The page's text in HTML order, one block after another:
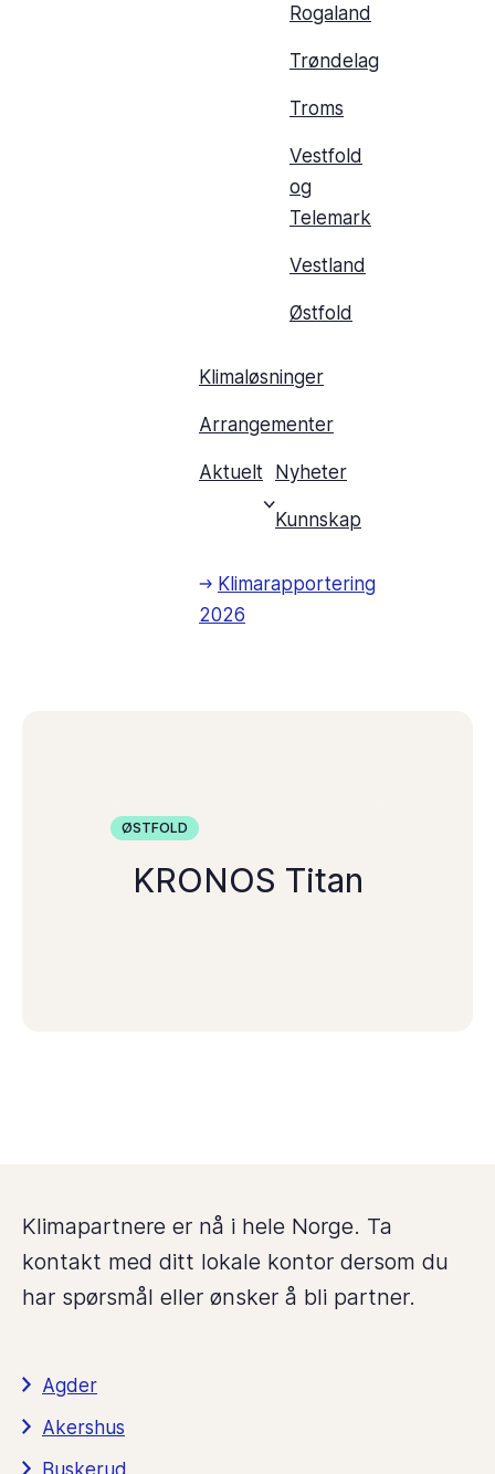
Rogaland
Trøndelag
Troms
Vestfold
og
Telemark
Vestland
Østfold
Klimaløsninger
Arrangementer
Aktuelt Nyheter
Kunnskap
Klimarapportering
2026
ØSTFOLD
KRONOS Titan
Klimapartnere er nå i hele Norge. Ta
kontakt med ditt lokale kontor dersom du
har spørsmål eller ønsker å bli partner.
Agder
Akershus
Buskerud